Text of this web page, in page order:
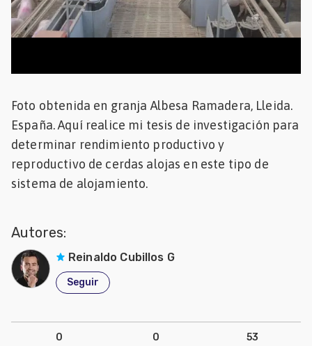
Foto obtenida en granja Albesa Ramadera, Lleida.
España. Aquí realice mi tesis de investigación para
determinar rendimiento productivo y
reproductivo de cerdas alojas en este tipo de
sistema de alojamiento.
Autores:
Reinaldo Cubillos G
Seguir
0 0 53